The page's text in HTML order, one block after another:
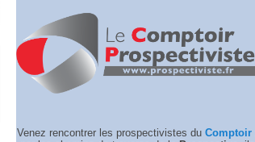
Venez rencontrer les prospectivistes du Comptoir